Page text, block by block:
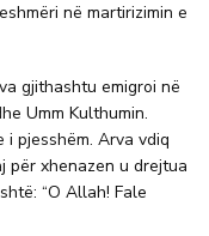
në martirizimin e
gjithashtu emigroi në
Umm Kulthumin.
pjesshëm. Arva vdiq
për xhenazen u drejtua
“O Allah! Fale